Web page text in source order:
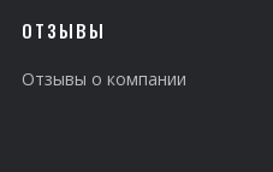
ОТЗЫВЫ
Отзывы о компании